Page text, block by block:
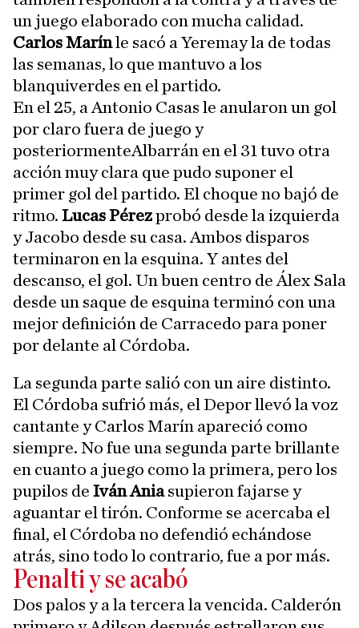
un juego elaborado con mucha calidad.
Carlos Marínle sacó a Yeremay la de todas
las semanas, lo que mantuvo a los
blanquiverdes en el partido.
En el 25, a Antonio Casas le anularon un gol
por claro fuera de juego y
posteriormenteAlbarrán en el 31 tuvo otra
acción muy clara que pudo suponer el
primer gol del partido. El choque no bajó de
ritmo. Lucas Pérezprobó desde la izquierda
y Jacobo desde su casa. Ambos disparos
terminaron en la esquina. Y antes del
descanso, el gol. Un buen centro de Álex Sala
desde un saque de esquina terminó con una
mejor definición de Carracedo para poner
por delante al Córdoba.
La segunda parte salió con un aire distinto.
El Córdoba sufrió más, el Depor llevó la voz
cantante y Carlos Marín apareció como
siempre. No fue una segunda parte brillante
en cuanto a juego como la primera, pero los
pupilos de Iván Aniasupieron fajarse y
aguantar el tirón. Conforme se acercaba el
final, el Córdoba no defendió echándose
atrás, sino todo lo contrario, fue a por más.
Penalti y se acabó
Dos palos y a la tercera la vencida. Calderón